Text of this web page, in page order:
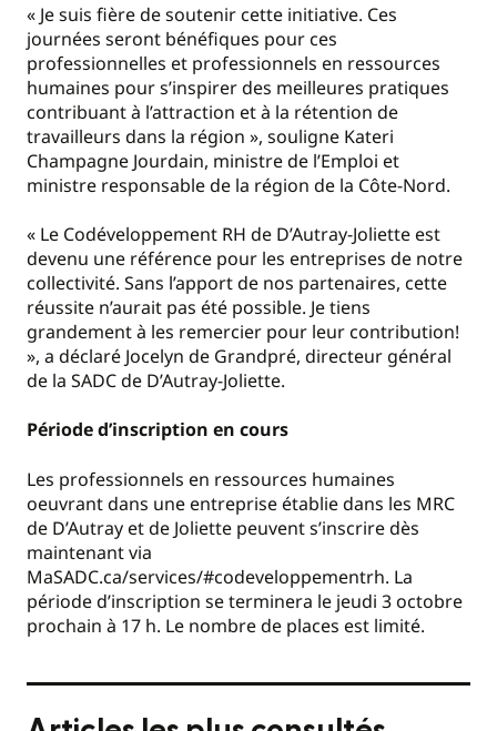
« Je suis fière de soutenir cette initiative. Ces
journées seront bénéfiques pour ces
professionnelles et professionnels en ressources
humaines pour s’inspirer des meilleures pratiques
contribuant à l’attraction et à la rétention de
travailleurs dans la région », souligne Kateri
Champagne Jourdain, ministre de l’Emploi et
ministre responsable de la région de la Côte-Nord.
« Le Codéveloppement RH de D’Autray-Joliette est
devenu une référence pour les entreprises de notre
collectivité. Sans l’apport de nos partenaires, cette
réussite n’aurait pas été possible. Je tiens
grandement à les remercier pour leur contribution!
», a déclaré Jocelyn de Grandpré, directeur général
de la SADC de D’Autray-Joliette.
Période d’inscription en cours
Les professionnels en ressources humaines
oeuvrant dans une entreprise établie dans les MRC
de D’Autray et de Joliette peuvent s’inscrire dès
maintenant via
MaSADC.ca/services/#codeveloppementrh. La
période d’inscription se terminera le jeudi 3 octobre
prochain à 17 h. Le nombre de places est limité.